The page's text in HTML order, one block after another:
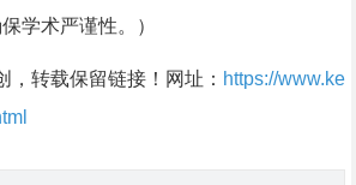
学术严谨性。）
，转载保留链接！网址： https://www.ke